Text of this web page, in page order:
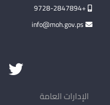
+9728-2847894
الإدارات العامة